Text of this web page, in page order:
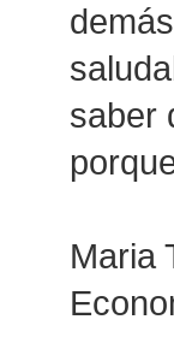
saber
Maria